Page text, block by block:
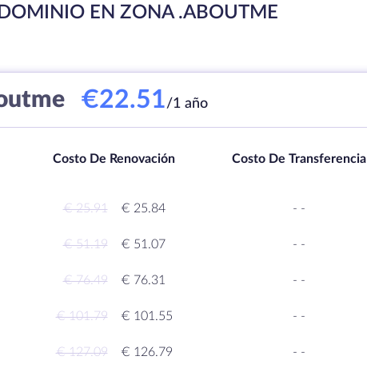
DOMINIO EN ZONA .ABOUTME
€22.51/1 año
Costo De Renovación Costo De Transferencia
€ 25.91 € 25.84 - -
€ 51.19 € 51.07 - -
€ 76.49 € 76.31 - -
€ 101.79 € 101.55 - -
€ 127.09 € 126.79 - -